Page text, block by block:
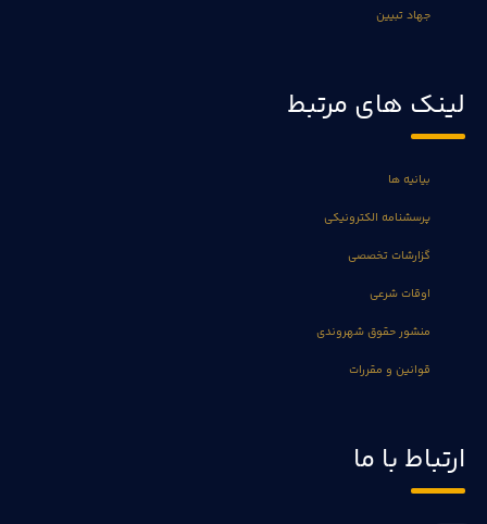
جهاد تبیین
لینک های مرتبط
بیانیه ها
پرسشنامه الکترونیکی
گزارشات تخصصی
اوقات شرعی
منشور حقوق شهروندی
قوانین و مقررات
ارتباط با ما